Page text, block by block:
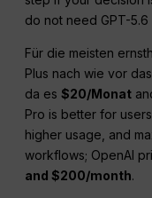
do not need GPT-5.6
Für die meisten
Plus nach wie vor
da es$20/Monat
Pro is better for
higher usage, and
workflows; OpenAI
and $200/month.